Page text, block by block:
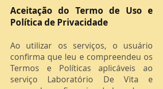
Aceitação do Termo de Uso e
Política de Privacidade
Ao utilizar os serviços, o usuário
confirma que leu e compreendeu os
Termos e Políticas aplicáveis ao
serviço Laboratório De Vita e